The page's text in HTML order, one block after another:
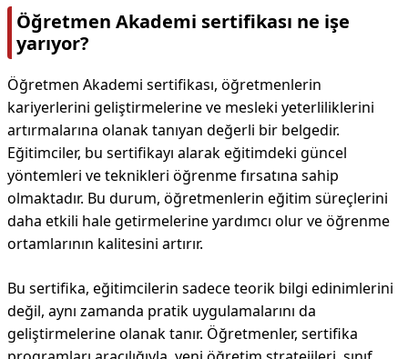
Öğretmen Akademi sertifikası ne işe
yarıyor?
Öğretmen Akademi sertifikası, öğretmenlerin
kariyerlerini geliştirmelerine ve mesleki yeterliliklerini
artırmalarına olanak tanıyan değerli bir belgedir.
Eğitimciler, bu sertifikayı alarak eğitimdeki güncel
yöntemleri ve teknikleri öğrenme fırsatına sahip
olmaktadır. Bu durum, öğretmenlerin eğitim süreçlerini
daha etkili hale getirmelerine yardımcı olur ve öğrenme
ortamlarının kalitesini artırır.
Bu sertifika, eğitimcilerin sadece teorik bilgi edinimlerini
değil, aynı zamanda pratik uygulamalarını da
geliştirmelerine olanak tanır. Öğretmenler, sertifika